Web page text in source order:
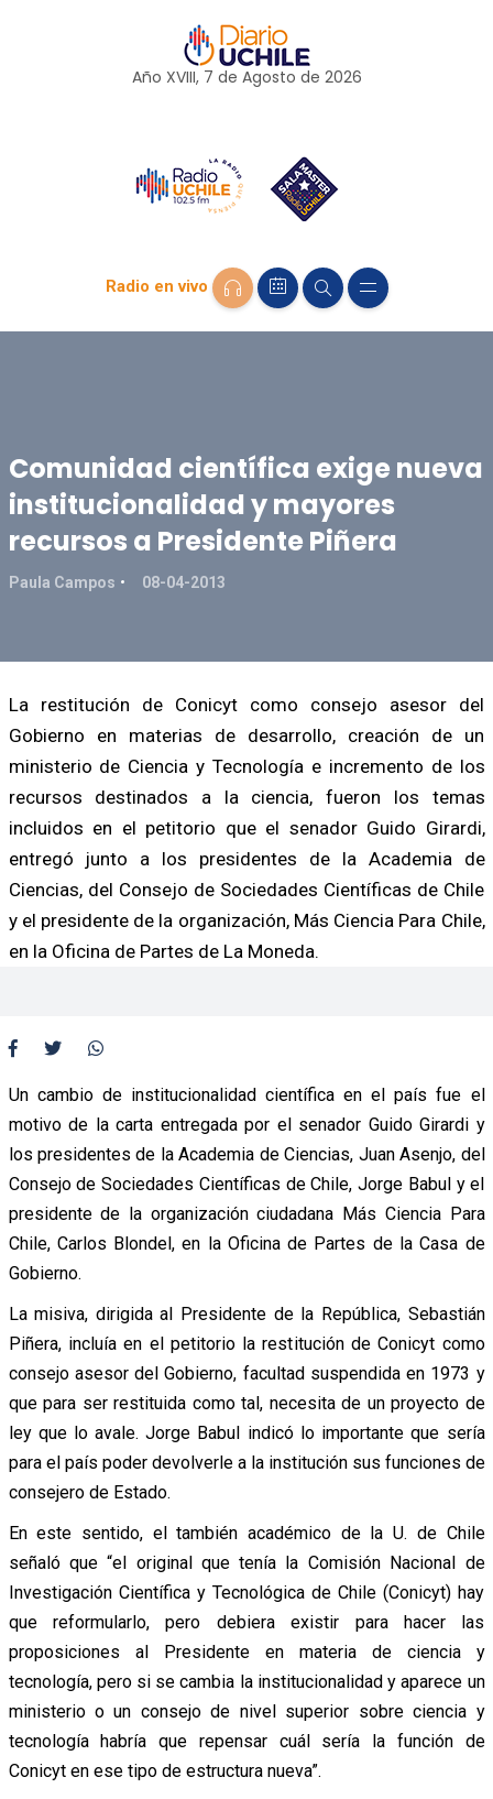
Año XVIII, 7 de Agosto de 2026
Radio en vivo
Comunidad científica exige nueva
institucionalidad y mayores
recursos a Presidente Piñera
Paula Campos 08-04-2013
La restitución de Conicyt como consejo asesor del
Gobierno en materias de desarrollo, creación de un
ministerio de Ciencia y Tecnología e incremento de los
recursos destinados a la ciencia, fueron los temas
incluidos en el petitorio que el senador Guido Girardi,
entregó junto a los presidentes de la Academia de
Ciencias, del Consejo de Sociedades Científicas de Chile
y el presidente de la organización, Más Ciencia Para Chile,
en la Oficina de Partes de La Moneda.
Un cambio de institucionalidad científica en el país fue el
motivo de la carta entregada por el senador Guido Girardi y
los presidentes de la Academia de Ciencias, Juan Asenjo, del
Consejo de Sociedades Científicas de Chile, Jorge Babul y el
presidente de la organización ciudadana Más Ciencia Para
Chile, Carlos Blondel, en la Oficina de Partes de la Casa de
Gobierno.
La misiva, dirigida al Presidente de la República, Sebastián
Piñera, incluía en el petitorio la restitución de Conicyt como
consejo asesor del Gobierno, facultad suspendida en 1973 y
que para ser restituida como tal, necesita de un proyecto de
ley que lo avale. Jorge Babul indicó lo importante que sería
para el país poder devolverle a la institución sus funciones de
consejero de Estado.
En este sentido, el también académico de la U. de Chile
señaló que “el original que tenía la Comisión Nacional de
Investigación Científica y Tecnológica de Chile (Conicyt) hay
que reformularlo, pero debiera existir para hacer las
proposiciones al Presidente en materia de ciencia y
tecnología, pero si se cambia la institucionalidad y aparece un
ministerio o un consejo de nivel superior sobre ciencia y
tecnología habría que repensar cuál sería la función de
Conicyt en ese tipo de estructura nueva”.